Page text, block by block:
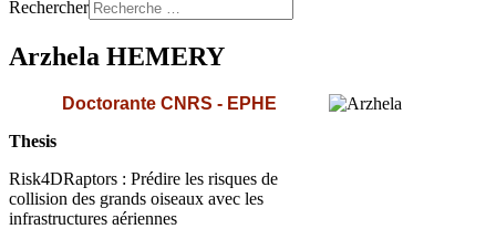
Rechercher
Arzhela HEMERY
Doctorante CNRS - EPHE
Thesis
Risk4DRaptors : Prédire les risques de
collision des grands oiseaux avec les
infrastructures aériennes